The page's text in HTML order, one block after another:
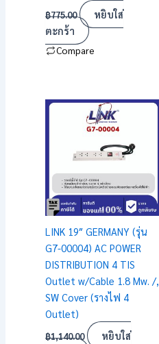
฿775.00
หยิบใส่
ตะกร้า
Compare
LINK 19″ GERMANY (รุ่น
G7-00004) AC POWER
DISTRIBUTION 4 TIS
Outlet w/Cable 1.8 Mw. /,
SW Cover (รางไฟ 4
Outlet)
฿1,140.00
หยิบใส่